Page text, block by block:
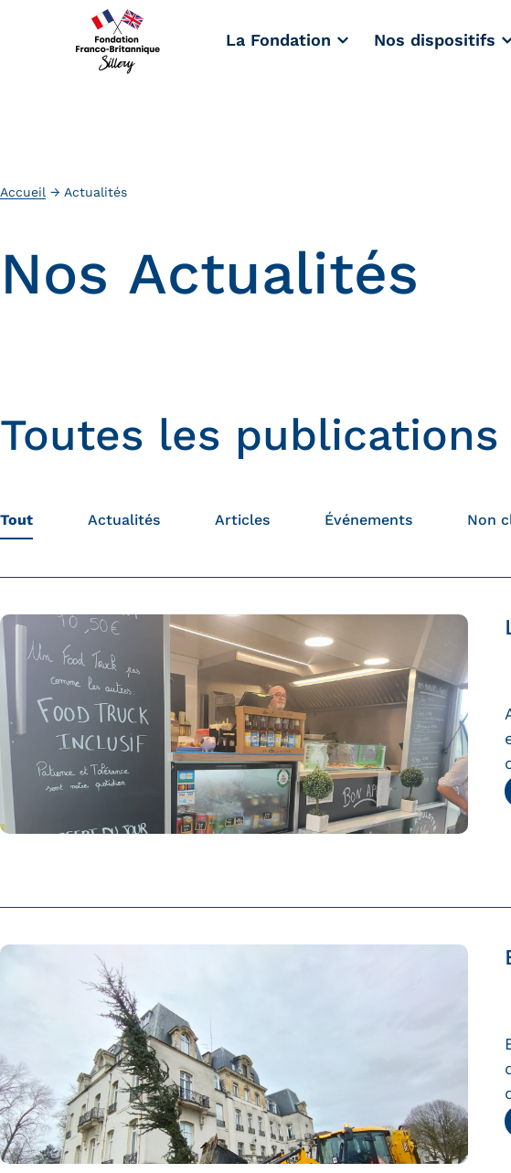
La Fondation Nos dispositifs
Accueil → Actualités
Nos Actualités
Toutes les publications
Tout Actualités Articles Événements Non